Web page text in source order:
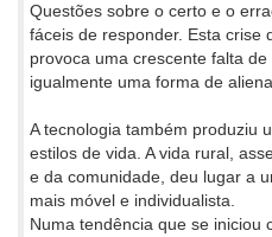
Questões sobre o certo e o
fáceis de responder. Esta crise
provoca uma crescente falta
igualmente uma forma de
A tecnologia também produziu
estilos de vida. A vida rural,
e da comunidade, deu lugar a
mais móvel e individualista.
Numa tendência que se iniciou